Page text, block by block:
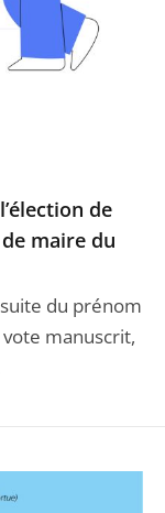
de
maire du
suite du prénom
manuscrit,